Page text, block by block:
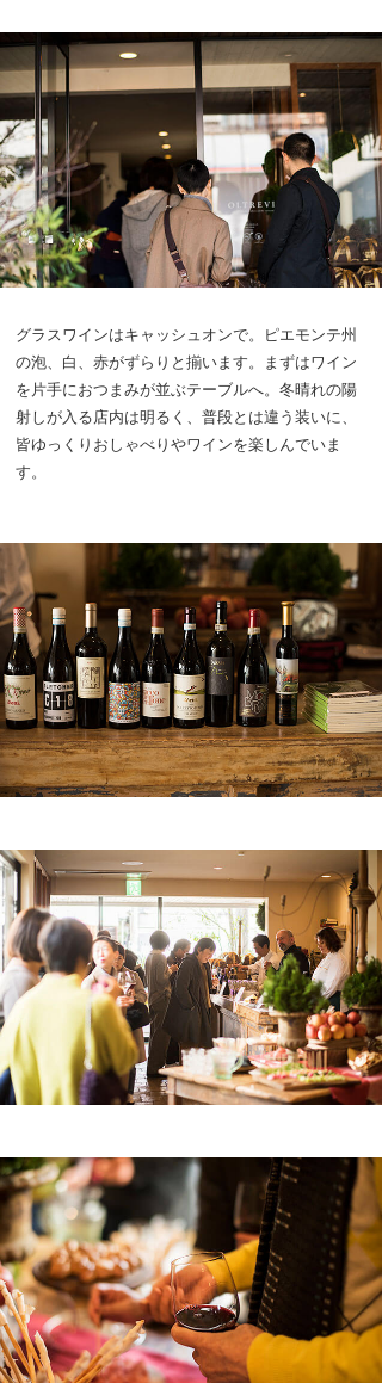
グラスワインはキャッシュオンで。ピエモンテ州
の泡、白、赤がずらりと揃います。まずはワイン
を片手におつまみが並ぶテーブルへ。冬晴れの陽
射しが入る店内は明るく、普段とは違う装いに、
皆ゆっくりおしゃべりやワインを楽しんでいま
す。